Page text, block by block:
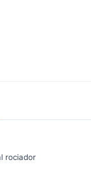
rociador